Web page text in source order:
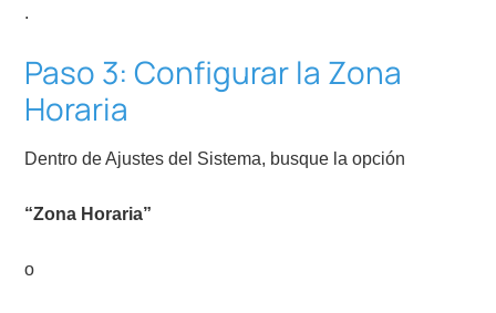
.
Paso 3: Configurar la Zona
Horaria
Dentro de Ajustes del Sistema, busque la opción
“Zona Horaria”
o